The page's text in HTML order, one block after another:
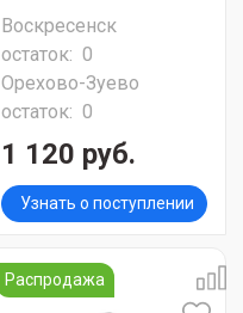
Воскресенск
остаток: 0
Орехово-Зуево
остаток: 0
1 120 руб.
Узнать о поступлении
Распродажа